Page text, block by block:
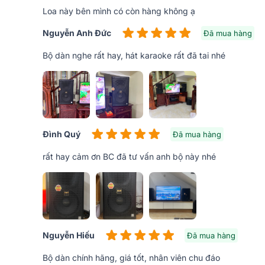
Tổng quan thiết kế loa karaoke BMB CSS
BMB CSS 1212SElà mẫuloa bass 30cm
kích thước 380 (Rộng) x 625 (Cao) x 387 (Sâu) mm,
Thùng loa làm từ chất liệu gỗ MDF cao cấp dày
năng chống va đập, chống trầy xước cực tốt.
Loa này bên mình có còn hàng không ạ
Nguyễn Anh Đức Đã mua hàng
Bộ dàn nghe rất hay, hát karaoke rất đã tai nhé
Đình Quý Đã mua hàng
rất hay cảm ơn BC đã tư vấn anh bộ này nhé
Nguyễn Hiếu Đã mua hàng
Bộ dàn chính hãng, giá tốt, nhân viên chu đáo